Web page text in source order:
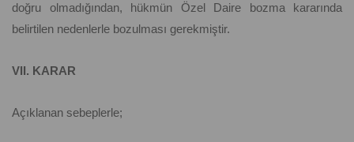
doğru olmadığından, hükmün Özel Daire bozma kararında
belirtilen nedenlerle bozulması gerekmiştir.
VII. KARAR
Açıklanan sebeplerle;